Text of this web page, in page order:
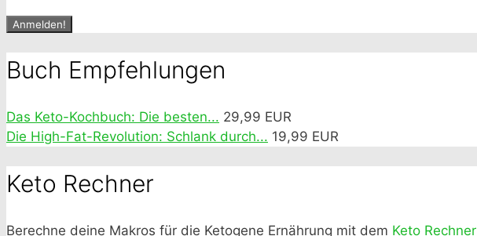
Buch Empfehlungen
Das Keto-Kochbuch: Die besten... 29,99 EUR
Die High-Fat-Revolution: Schlank durch... 19,99 EUR
Keto Rechner
Berechne deine Makros für die Ketogene Ernährung mit dem Keto Rechner